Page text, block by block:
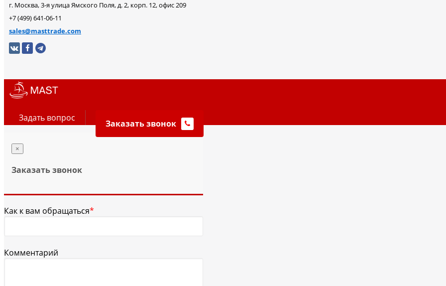
г. Москва, 3-я улица Ямского Поля, д. 2, корп. 12, офис 209
+7 (499) 641-06-11
sales@masttrade.com
Задать вопрос
Заказать звонок
×
Заказать звонок
Как к вам обращаться*
Комментарий